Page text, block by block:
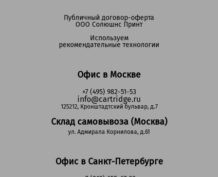
Офис в Москве
+7 (495) 982-51-53
info@cartridge.ru
125212, Кронштадтский бульвар, д.7
Склад самовывоза (Москва)
ул. Адмирала Корнилова, д.61
Офис в Санкт-Петербурге
Публичный договор-оферта
ООО Солюшнс Принт
Используем
рекомендательные технологии